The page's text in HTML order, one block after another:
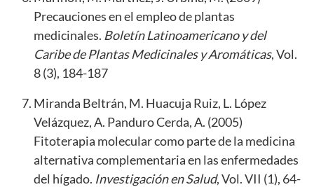
Precauciones en el empleo de plantas
medicinales. Boletín Latinoamericano y del
Caribe de Plantas Medicinales y Aromáticas, Vol.
8 (3), 184-187
Miranda Beltrán, M. Huacuja Ruiz, L. López
Velázquez, A. Panduro Cerda, A. (2005)
Fitoterapia molecular como parte de la medicina
alternativa complementaria en las enfermedades
del hígado. Investigación en Salud, Vol. VII (1), 64-